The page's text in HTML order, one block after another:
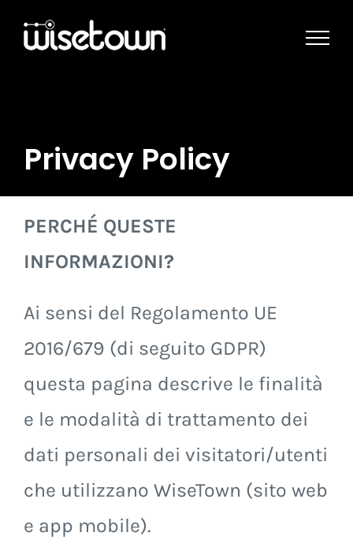
Skip
Privacy Policy
PERCHÉ QUESTE
INFORMAZIONI?
Ai sensi del Regolamento UE
2016/679 (di seguito GDPR)
questa pagina descrive le finalità
e le modalità di trattamento dei
dati personali dei visitatori/utenti
che utilizzano WiseTown (sito web
e app mobile).